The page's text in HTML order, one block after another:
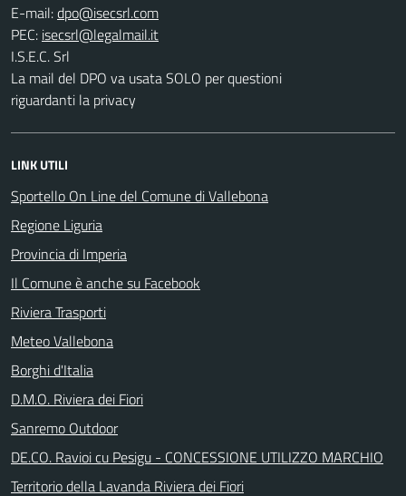
E-mail:
PEC:
I.S.E.C. Srl
La mail del DPO va usata SOLO per questioni
riguardanti la privacy
LINK UTILI
Sportello On Line del Comune di Vallebona
Regione Liguria
Provincia di Imperia
Il Comune è anche su Facebook
Riviera Trasporti
Meteo Vallebona
Borghi d'Italia
D.M.O. Riviera dei Fiori
Sanremo Outdoor
DE.CO. Ravioi cu Pesigu - CONCESSIONE UTILIZZO MARCHIO
Territorio della Lavanda Riviera dei Fiori